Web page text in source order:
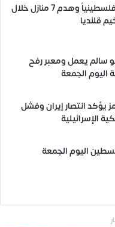
اعتقال أكثر من 70 فلسطينياً وهدم 7 منازل خلال
قلنديا
سالم يعمل ومعبر رفح
اليوم الجمعة
يؤكد انتصار إيران وفشل
الإسرائيلية
اليوم الجمعة